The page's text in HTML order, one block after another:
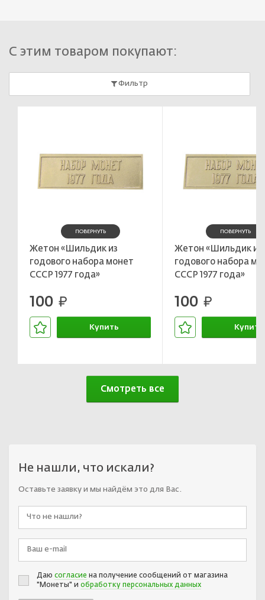
С этим товаром покупают:
Фильтр
ПОВЕРНУТЬ
Жетон «Шильдик из
годового набора монет
СССР 1977 года»
100 руб.
Купить
ПОВЕРНУТЬ
Жетон «Шильдик из
годового набора
СССР 1977 года»
100 руб.
Купить
Смотреть все
Не нашли, что искали?
Оставьте заявку и мы найдём это для Вас.
Даю согласие на получение сообщений от магазина
"Монеты" и обработку персональных данных